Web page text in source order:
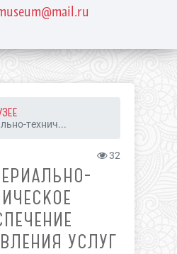
технич...
32
УСЛУГ